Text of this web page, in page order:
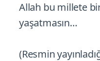
Allah bu millete
yaşatmasın…
(Resmin